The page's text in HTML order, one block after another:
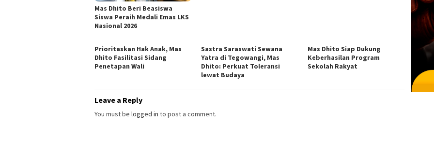
Mas Dhito Beri Beasiswa
Siswa Peraih Medali Emas LKS
Nasional 2026
Prioritaskan Hak Anak, Mas
Dhito Fasilitasi Sidang
Penetapan Wali
Sastra Saraswati Sewana
Yatra di Tegowangi, Mas
Dhito: Perkuat Toleransi
lewat Budaya
Mas Dhito Siap Dukung
Keberhasilan Program
Sekolah Rakyat
Leave a Reply
You must be logged in to post a comment.